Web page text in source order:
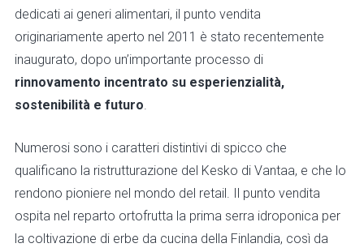
dedicati ai generi alimentari, il punto vendita
originariamente aperto nel 2011 è stato recentemente
inaugurato, dopo un’importante processo di
rinnovamento incentrato su esperienzialità,
sostenibilità e futuro
Numerosi sono i caratteri distintivi di spicco che
qualificano la ristrutturazione del Kesko di Vantaa, e che lo
rendono pioniere nel mondo del retail. Il punto vendita
ospita nel reparto ortofrutta la prima serra idroponica per
la coltivazione di erbe da cucina della Finlandia, così da